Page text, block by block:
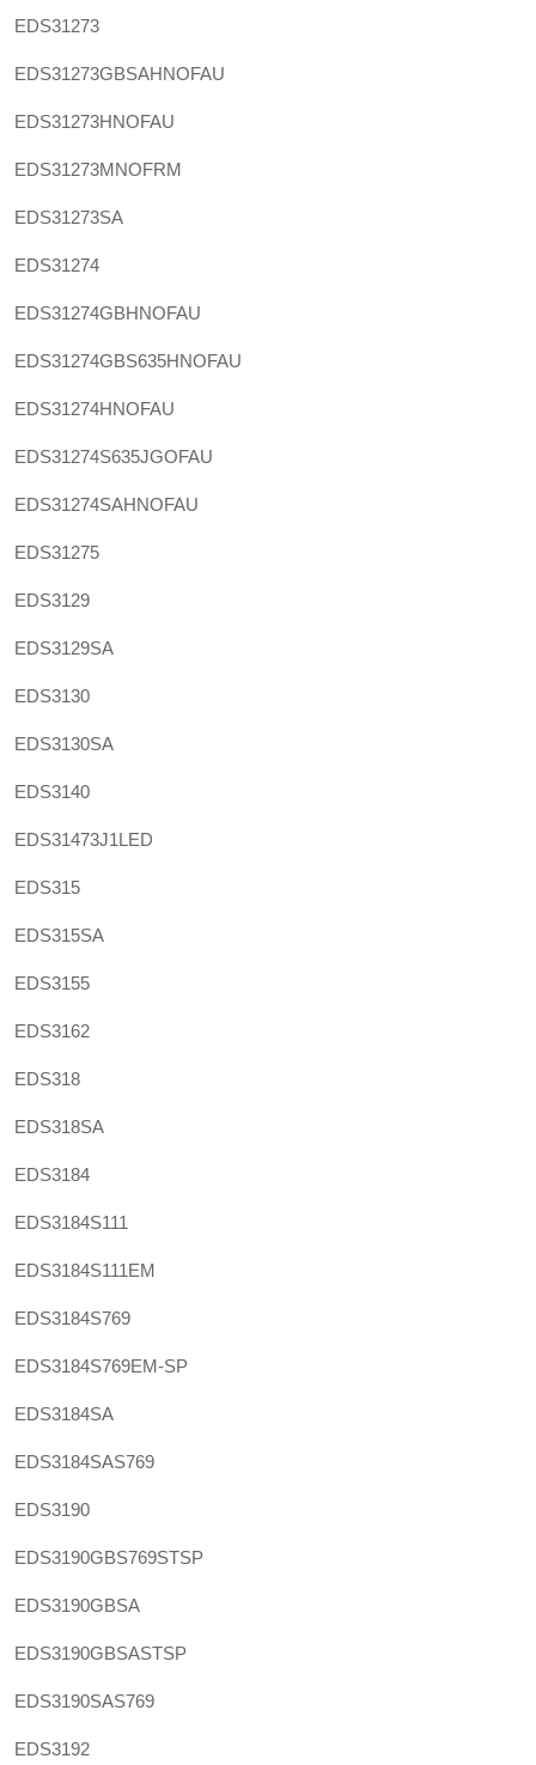
EDS31273
EDS31273GBSAHNOFAU
EDS31273HNOFAU
EDS31273MNOFRM
EDS31273SA
EDS31274
EDS31274GBHNOFAU
EDS31274GBS635HNOFAU
EDS31274HNOFAU
EDS31274S635JGOFAU
EDS31274SAHNOFAU
EDS31275
EDS3129
EDS3129SA
EDS3130
EDS3130SA
EDS3140
EDS31473J1LED
EDS315
EDS315SA
EDS3155
EDS3162
EDS318
EDS318SA
EDS3184
EDS3184S111
EDS3184S111EM
EDS3184S769
EDS3184S769EM-SP
EDS3184SA
EDS3184SAS769
EDS3190
EDS3190GBS769STSP
EDS3190GBSA
EDS3190GBSASTSP
EDS3190SAS769
EDS3192